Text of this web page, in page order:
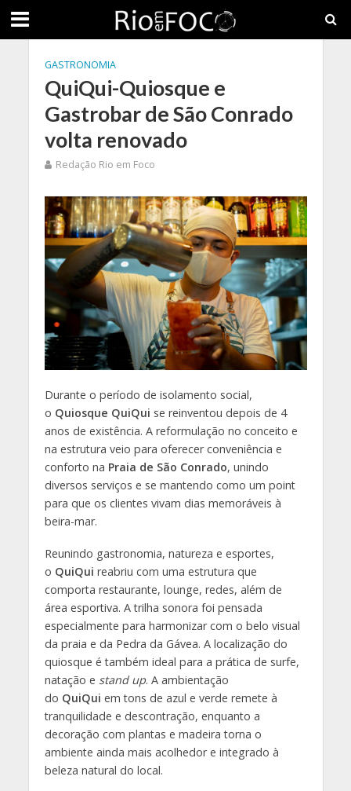
GASTRONOMIA
QuiQui-Quiosque e
Gastrobar de São Conrado
volta renovado
Redação Rio em Foco
Durante o período de isolamento social,
o Quiosque QuiQui se reinventou depois de 4
anos de existência. A reformulação no conceito e
na estrutura veio para oferecer conveniência e
conforto na Praia de São Conrado, unindo
diversos serviços e se mantendo como um point
para que os clientes vivam dias memoráveis à
beira-mar.
Reunindo gastronomia, natureza e esportes,
o QuiQui reabriu com uma estrutura que
comporta restaurante, lounge, redes, além de
área esportiva. A trilha sonora foi pensada
especialmente para harmonizar com o belo visual
da praia e da Pedra da Gávea. A localização do
quiosque é também ideal para a prática de surfe,
natação e stand up. A ambientação
do QuiQui em tons de azul e verde remete à
tranquilidade e descontração, enquanto a
decoração com plantas e madeira torna o
ambiente ainda mais acolhedor e integrado à
beleza natural do local.